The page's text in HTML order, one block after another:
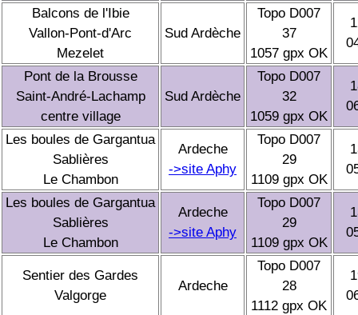
Balcons de l'Ibie
Vallon-Pont-d'Arc
Mezelet
Sud Ardèche
Topo D007
37
1057 gpx OK
Pont de la Brousse
Saint-André-Lachamp
centre village
Sud Ardèche
Topo D007
32
1059 gpx OK
Les boules de Gargantua
Sablières
Le Chambon
Ardeche
->site Aphy
Topo D007
29
1109 gpx OK
Les boules de Gargantua
Sablières
Le Chambon
Ardeche
->site Aphy
Topo D007
29
1109 gpx OK
Sentier des Gardes
Valgorge
Ardeche
Topo D007
28
1112 gpx OK